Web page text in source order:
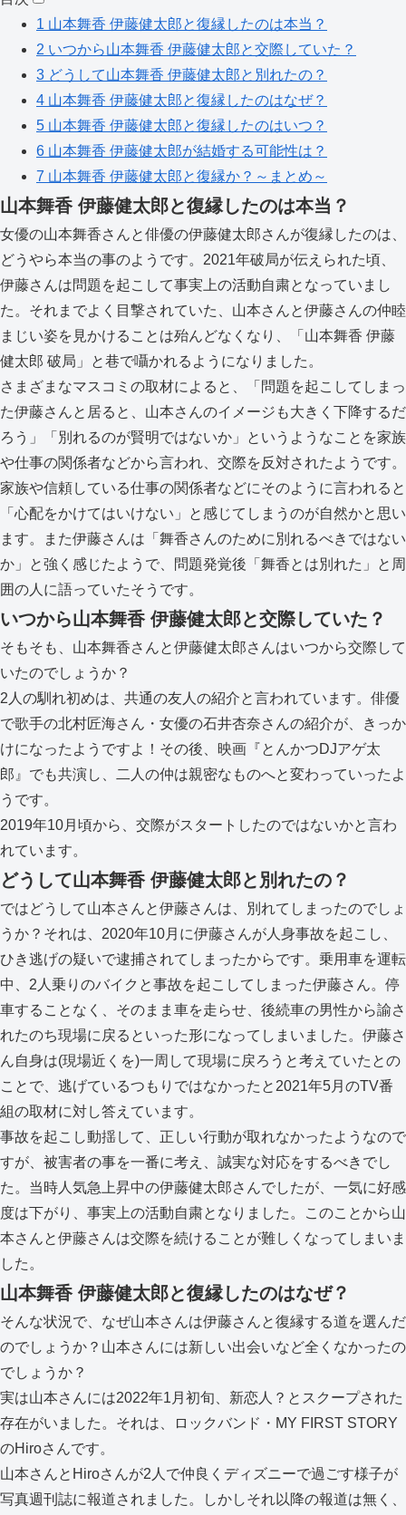
1 山本舞香 伊藤健太郎と復縁したのは本当？
2 いつから山本舞香 伊藤健太郎と交際していた？
3 どうして山本舞香 伊藤健太郎と別れたの？
4 山本舞香 伊藤健太郎と復縁したのはなぜ？
5 山本舞香 伊藤健太郎と復縁したのはいつ？
6 山本舞香 伊藤健太郎が結婚する可能性は？
7 山本舞香 伊藤健太郎と復縁か？～まとめ～
山本舞香 伊藤健太郎と復縁したのは本当？
女優の山本舞香さんと俳優の伊藤健太郎さんが復縁したのは、
どうやら本当の事のようです。2021年破局が伝えられた頃、
伊藤さんは問題を起こして事実上の活動自粛となっていまし
た。それまでよく目撃されていた、山本さんと伊藤さんの仲睦
まじい姿を見かけることは殆んどなくなり、「山本舞香 伊藤
健太郎 破局」と巷で囁かれるようになりました。
さまざまなマスコミの取材によると、「問題を起こしてしまっ
た伊藤さんと居ると、山本さんのイメージも大きく下降するだ
ろう」「別れるのが賢明ではないか」というようなことを家族
や仕事の関係者などから言われ、交際を反対されたようです。
家族や信頼している仕事の関係者などにそのように言われると
「心配をかけてはいけない」と感じてしまうのが自然かと思い
ます。また伊藤さんは「舞香さんのために別れるべきではない
か」と強く感じたようで、問題発覚後「舞香とは別れた」と周
囲の人に語っていたそうです。
いつから山本舞香 伊藤健太郎と交際していた？
そもそも、山本舞香さんと伊藤健太郎さんはいつから交際して
いたのでしょうか？
2人の馴れ初めは、共通の友人の紹介と言われています。俳優
で歌手の北村匠海さん・女優の石井杏奈さんの紹介が、きっか
けになったようですよ！その後、映画『とんかつDJアゲ太
郎』でも共演し、二人の仲は親密なものへと変わっていったよ
うです。
2019年10月頃から、交際がスタートしたのではないかと言わ
れています。
どうして山本舞香 伊藤健太郎と別れたの？
ではどうして山本さんと伊藤さんは、別れてしまったのでしょ
うか？それは、2020年10月に伊藤さんが人身事故を起こし、
ひき逃げの疑いで逮捕されてしまったからです。乗用車を運転
中、2人乗りのバイクと事故を起こしてしまった伊藤さん。停
車することなく、そのまま車を走らせ、後続車の男性から諭さ
れたのち現場に戻るといった形になってしまいました。伊藤さ
ん自身は(現場近くを)一周して現場に戻ろうと考えていたとの
ことで、逃げているつもりではなかったと2021年5月のTV番
組の取材に対し答えています。
事故を起こし動揺して、正しい行動が取れなかったようなので
すが、被害者の事を一番に考え、誠実な対応をするべきでし
た。当時人気急上昇中の伊藤健太郎さんでしたが、一気に好感
度は下がり、事実上の活動自粛となりました。このことから山
本さんと伊藤さんは交際を続けることが難しくなってしまいま
した。
山本舞香 伊藤健太郎と復縁したのはなぜ？
そんな状況で、なぜ山本さんは伊藤さんと復縁する道を選んだ
のでしょうか？山本さんには新しい出会いなど全くなかったの
でしょうか？
実は山本さんには2022年1月初旬、新恋人？とスクープされた
存在がいました。それは、ロックバンド・MY FIRST STORY
のHiroさんです。
山本さんとHiroさんが2人で仲良くディズニーで過ごす様子が
写真週刊誌に報道されました。しかしそれ以降の報道は無く、